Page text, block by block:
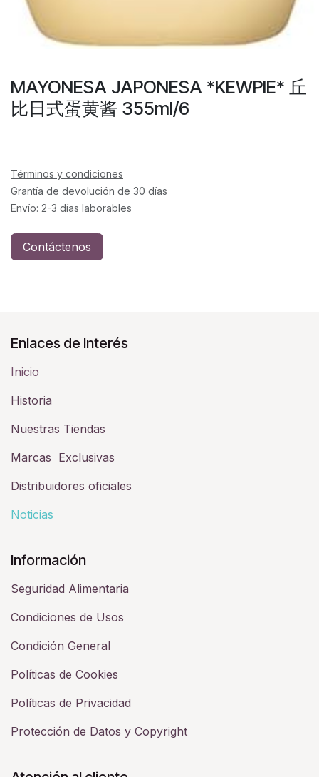
MAYONESA JAPONESA *KEWPIE* 丘
比日式蛋黄酱 355ml/6
Términos y condiciones
Grantía de devolución de 30 días
Envío: 2-3 días laborables
Contáctenos
Enlaces de Interés
Inicio
Historia​
Nuestras Tiendas
Marcas Exclusivas
Distribuidores oficiales
Noticias
Información
Seguridad Alimentaria
Condiciones de Usos
Condición General
Políticas de Cookies
Políticas de Privacidad
Protección de Datos y Copyright